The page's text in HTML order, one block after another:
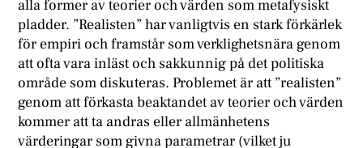
alla former av teorier och värden som metafysiskt
pladder. ”Realisten” har vanligtvis en stark förkärlek
för empiri och framstår som verklighetsnära genom
att ofta vara inläst och sakkunnig på det politiska
område som diskuteras. Problemet är att ”realisten”
genom att förkasta beaktandet av teorier och värden
kommer att ta andras eller allmänhetens
värderingar som givna parametrar (vilket ju